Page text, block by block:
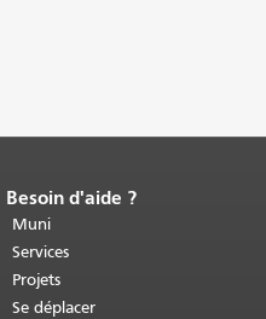
Fin du contenu de la page.
cette page se répète sur chaque
Retour au haut du contenu principal
Besoin d'aide ?
Muni
Services
Projets
Se déplacer